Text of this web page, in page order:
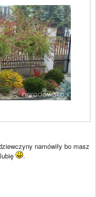
namówiły bo masz
.